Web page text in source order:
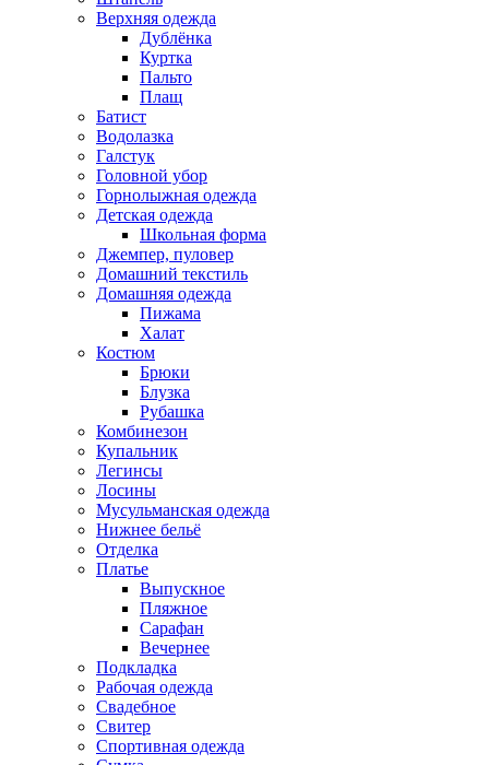
Верхняя одежда
Дублёнка
Куртка
Пальто
Плащ
Батист
Водолазка
Галстук
Головной убор
Горнолыжная одежда
Детская одежда
Школьная форма
Джемпер, пуловер
Домашний текстиль
Домашняя одежда
Пижама
Халат
Костюм
Брюки
Блузка
Рубашка
Комбинезон
Купальник
Легинсы
Лосины
Мусульманская одежда
Нижнее бельё
Отделка
Платье
Выпускное
Пляжное
Сарафан
Вечернее
Подкладка
Рабочая одежда
Свадебное
Свитер
Спортивная одежда